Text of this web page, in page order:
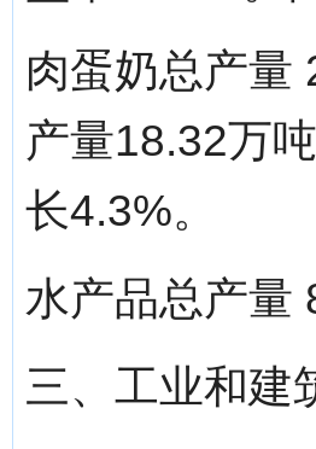
肉蛋奶总产量
产量18.32万
长4.3%。
水产品总产量
三、工业和建